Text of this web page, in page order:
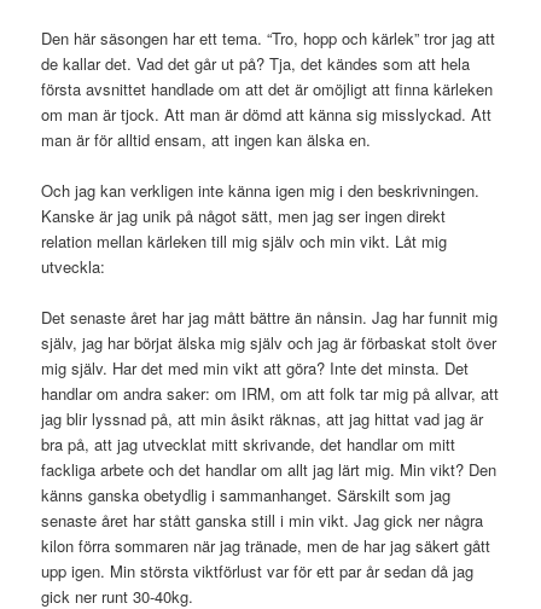
Den här säsongen har ett tema. “Tro, hopp och kärlek” tror jag att
de kallar det. Vad det går ut på? Tja, det kändes som att hela
första avsnittet handlade om att det är omöjligt att finna kärleken
om man är tjock. Att man är dömd att känna sig misslyckad. Att
man är för alltid ensam, att ingen kan älska en.
Och jag kan verkligen inte känna igen mig i den beskrivningen.
Kanske är jag unik på något sätt, men jag ser ingen direkt
relation mellan kärleken till mig själv och min vikt. Låt mig
utveckla:
Det senaste året har jag mått bättre än nånsin. Jag har funnit mig
själv, jag har börjat älska mig själv och jag är förbaskat stolt över
mig själv. Har det med min vikt att göra? Inte det minsta. Det
handlar om andra saker: om IRM, om att folk tar mig på allvar, att
jag blir lyssnad på, att min åsikt räknas, att jag hittat vad jag är
bra på, att jag utvecklat mitt skrivande, det handlar om mitt
fackliga arbete och det handlar om allt jag lärt mig. Min vikt? Den
känns ganska obetydlig i sammanhanget. Särskilt som jag
senaste året har stått ganska still i min vikt. Jag gick ner några
kilon förra sommaren när jag tränade, men de har jag säkert gått
upp igen. Min största viktförlust var för ett par år sedan då jag
gick ner runt 30-40kg.